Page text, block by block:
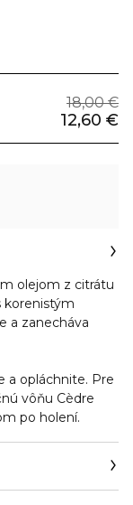
18,00 €
12,60 €
olejom z citrátu
korenistým
a zanecháva
a opláchnite. Pre
vôňu Cèdre
po holení.